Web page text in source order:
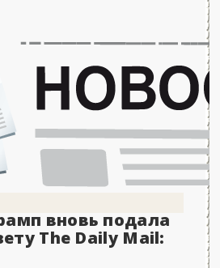
вновь подала
The Daily Mail: